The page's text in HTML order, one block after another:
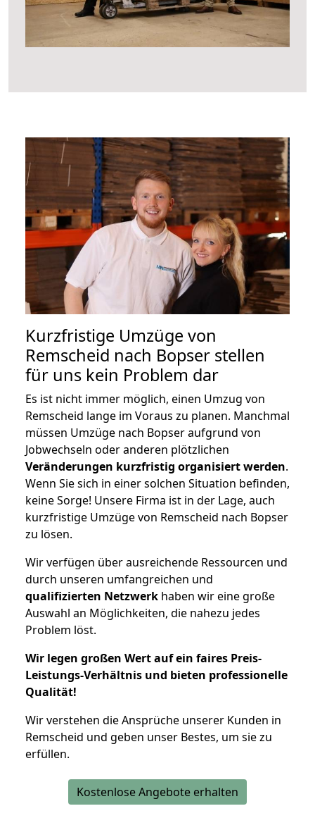
Kurzfristige Umzüge von
Remscheid nach Bopser stellen
für uns kein Problem dar
Es ist nicht immer möglich, einen Umzug von
Remscheid lange im Voraus zu planen. Manchmal
müssen Umzüge nach Bopser aufgrund von
Jobwechseln oder anderen plötzlichen
Veränderungen kurzfristig organisiert werden.
Wenn Sie sich in einer solchen Situation befinden,
keine Sorge! Unsere Firma ist in der Lage, auch
kurzfristige Umzüge von Remscheid nach Bopser
zu lösen.
Wir verfügen über ausreichende Ressourcen und
durch unseren umfangreichen und
qualifizierten Netzwerk haben wir eine große
Auswahl an Möglichkeiten, die nahezu jedes
Problem löst.
Wir legen großen Wert auf ein faires Preis-
Leistungs-Verhältnis und bieten professionelle
Qualität!
Wir verstehen die Ansprüche unserer Kunden in
Remscheid und geben unser Bestes, um sie zu
erfüllen.
Kostenlose Angebote erhalten